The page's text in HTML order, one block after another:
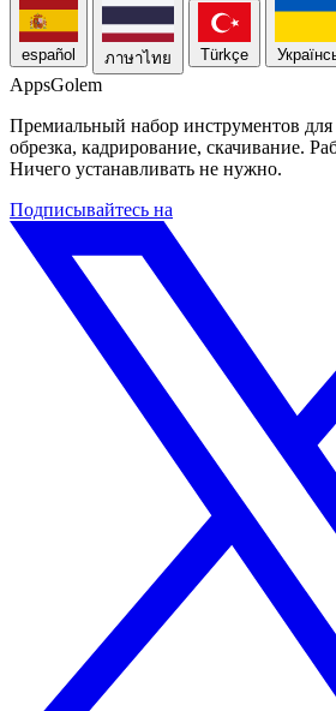
español ภาษาไทย Türkçe
AppsGolem
Премиальный набор инструментов для
обрезка, кадрирование, скачивание.
Ничего устанавливать не нужно.
Подписывайтесь на